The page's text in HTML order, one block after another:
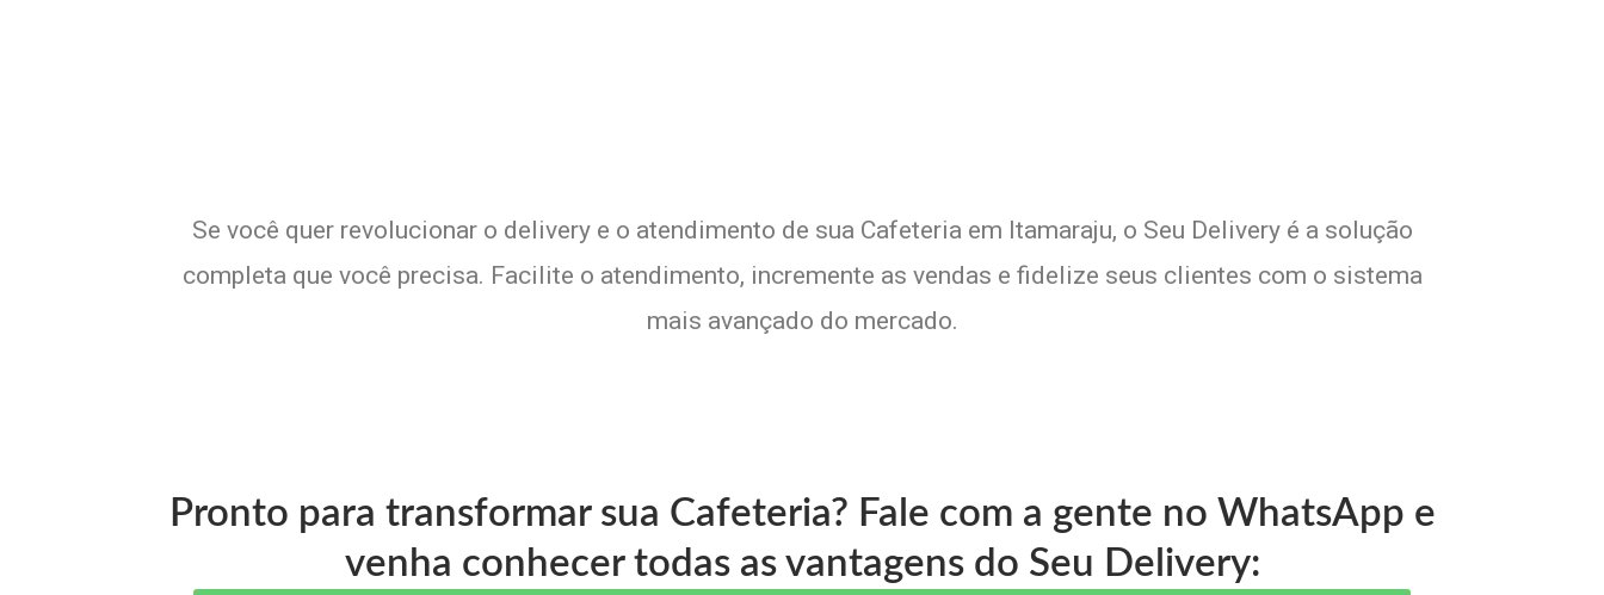
Se você quer revolucionar o delivery e o atendimento de sua Cafeteria em Itamaraju, o Seu Delivery é a solução
completa que você precisa. Facilite o atendimento, incremente as vendas e fidelize seus clientes com o sistema
mais avançado do mercado.
Pronto para transformar sua Cafeteria? Fale com a gente no WhatsApp e
venha conhecer todas as vantagens do Seu Delivery: